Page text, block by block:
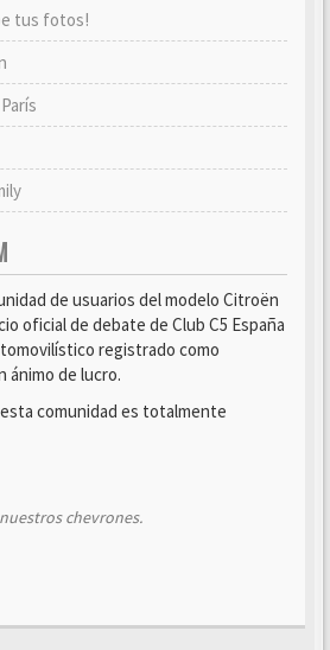
tus fotos!
de usuarios del modelo Citroën
oficial de debate de Club C5 España
registrado como
ánimo de lucro.
comunidad es totalmente
chevrones.